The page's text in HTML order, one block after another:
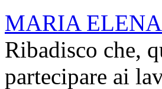
MARIA
Ribadisco che,
partecipare ai